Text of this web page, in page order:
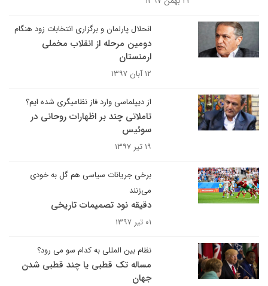
انحلال پارلمان و برگزاری انتخابات زود هنگام
دومین مرحله از انقلاب مخملی
ارمنستان
۱۲ آبان ۱۳۹۷
از دیپلماسی وارد فاز نظامیگری شده ایم؟
تاملاتی چند بر اظهارات روحانی در
سوئیس
۱۹ تیر ۱۳۹۷
برخی جریانات سیاسی هم گل به خودی
می‌زنند
دقیقه نود تصمیمات تاریخی
۰۱ تیر ۱۳۹۷
نظام بین المللی به کدام سو می رود؟
مساله تک قطبی یا چند قطبی شدن
جهان